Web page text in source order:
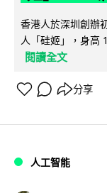
香港人於深圳創辦
人「硅姬」，身高
閱讀全文
分享
人工智能